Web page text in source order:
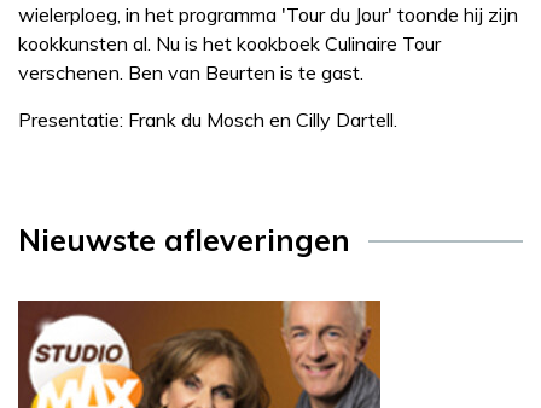
wielerploeg, in het programma 'Tour du Jour' toonde hij zijn
kookkunsten al. Nu is het kookboek Culinaire Tour
verschenen. Ben van Beurten is te gast.
Presentatie: Frank du Mosch en Cilly Dartell.
Nieuwste afleveringen